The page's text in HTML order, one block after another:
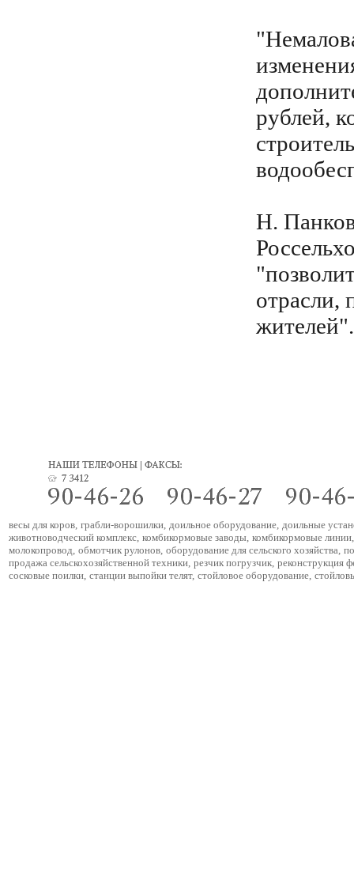
рублей,
Н.
отрасли,
жителей".
весы для коров, грабли-ворошилки, доильное оборудование, доильные
животноводческий комплекс, комбикормовые заводы, комбикормовые линии,
молокопровод, обмотчик рулонов, оборудование для сельского хозяйства,
продажа сельскохозяйственной техники, резчик погрузчик, реконструкция
сосковые поилки, станции выпойки телят, стойловое оборудование,